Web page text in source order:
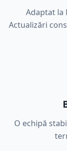
Adaptat la
Actualizări
O echipă